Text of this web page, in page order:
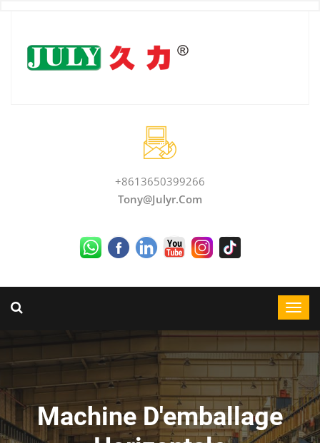
+8613650399266
Tony@julyr.com
Machine D'emballage